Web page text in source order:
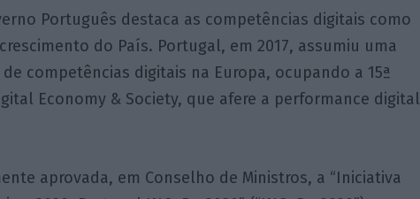
Português destaca as competências digitais como
do País. Portugal, em 2017, assumiu uma
competências digitais na Europa, ocupando a 15ª
Economy & Society, que afere a performance digital
aprovada, em Conselho de Ministros, a “Iniciativa